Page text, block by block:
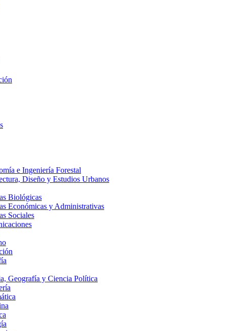
e Ingeniería Forestal
Diseño y Estudios Urbanos
Biológicas
Económicas y Administrativas
Sociales
Geografía y Ciencia Política